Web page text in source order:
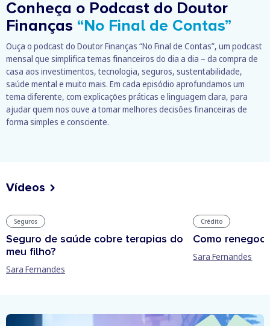
Conheça o Podcast do Doutor
Finanças “No Final de Contas”
Ouça o podcast do Doutor Finanças “No Final de Contas”, um podcast
mensal que simplifica temas financeiros do dia a dia – da compra de
casa aos investimentos, tecnologia, seguros, sustentabilidade,
saúde mental e muito mais. Em cada episódio aprofundamos um
tema diferente, com explicações práticas e linguagem clara, para
ajudar quem nos ouve a tomar melhores decisões financeiras de
forma simples e consciente.
Vídeos
Seguros
Seguro de saúde cobre terapias do
meu filho?
Sara Fernandes
Crédito
Como
Sara Fernandes